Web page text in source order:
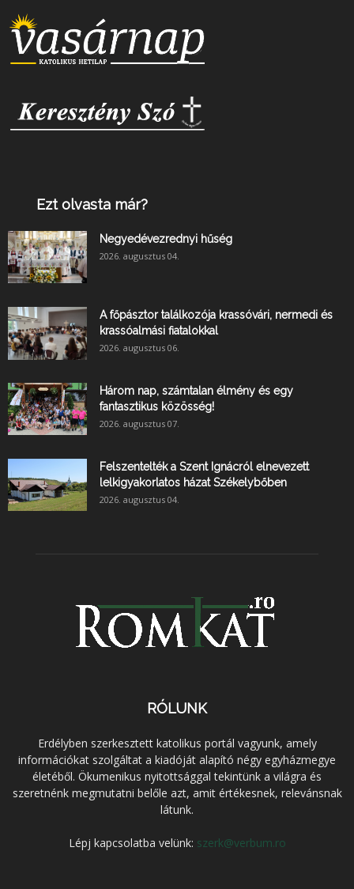
Ezt olvasta már?
Negyedévezrednyi hűség
2026. augusztus 04.
A főpásztor találkozója krassóvári, nermedi és
krassóalmási fiatalokkal
2026. augusztus 06.
Három nap, számtalan élmény és egy
fantasztikus közösség!
2026. augusztus 07.
Felszentelték a Szent Ignácról elnevezett
lelkigyakorlatos házat Székelybőben
2026. augusztus 04.
RÓLUNK
Erdélyben szerkesztett katolikus portál vagyunk, amely
információkat szolgáltat a kiadóját alapító négy egyházmegye
életéből. Ökumenikus nyitottsággal tekintünk a világra és
szeretnénk megmutatni belőle azt, amit értékesnek, relevánsnak
látunk.
Lépj kapcsolatba velünk: szerk@verbum.ro